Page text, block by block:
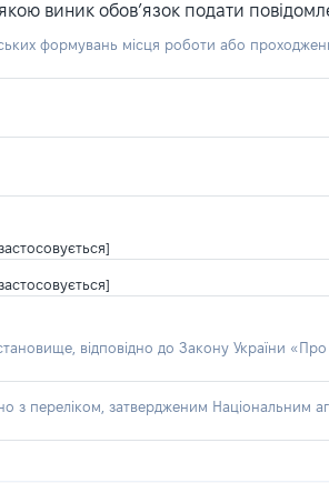
виник обов’язок подати
формувань місця роботи або
відповідно до Закону України «Про
переліком, затвердженим Національним